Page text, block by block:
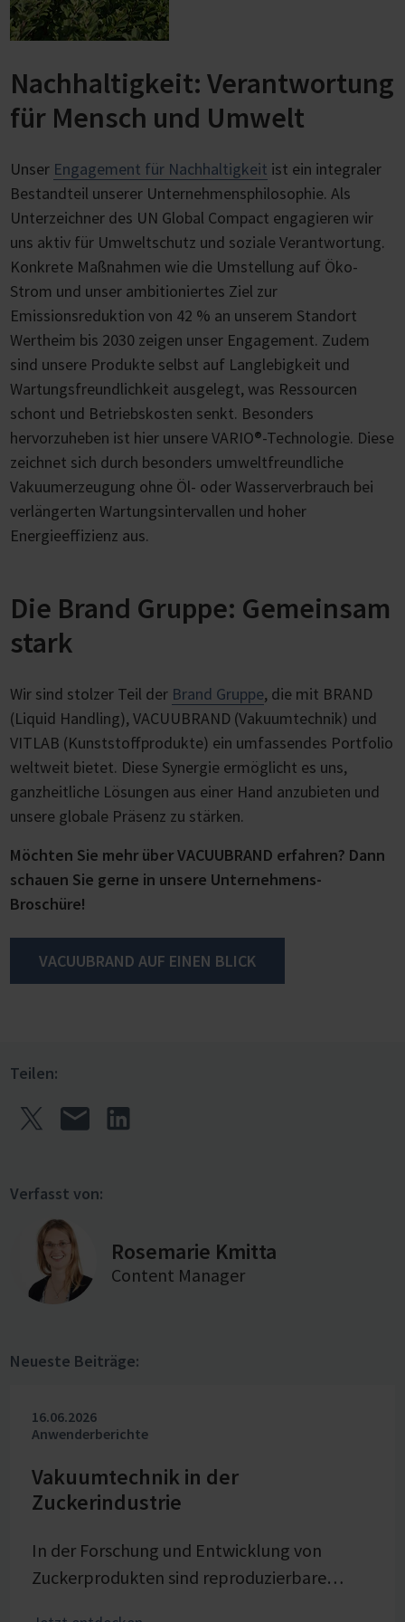
Nachhaltigkeit: Verantwortung
für Mensch und Umwelt
Unser Engagement für Nachhaltigkeit ist ein integraler
Bestandteil unserer Unternehmensphilosophie. Als
Unterzeichner des UN Global Compact engagieren wir
uns aktiv für Umweltschutz und soziale Verantwortung.
Konkrete Maßnahmen wie die Umstellung auf Öko-
Strom und unser ambitioniertes Ziel zur
Emissionsreduktion von 42 % an unserem Standort
Wertheim bis 2030 zeigen unser Engagement. Zudem
sind unsere Produkte selbst auf Langlebigkeit und
Wartungsfreundlichkeit ausgelegt, was Ressourcen
schont und Betriebskosten senkt. Besonders
hervorzuheben ist hier unsere VARIO®-Technologie. Diese
zeichnet sich durch besonders umweltfreundliche
Vakuumerzeugung ohne Öl- oder Wasserverbrauch bei
verlängerten Wartungsintervallen und hoher
Energieeffizienz aus.
Die Brand Gruppe: Gemeinsam
stark
Wir sind stolzer Teil der Brand Gruppe, die mit BRAND
(Liquid Handling), VACUUBRAND (Vakuumtechnik) und
VITLAB (Kunststoffprodukte) ein umfassendes Portfolio
weltweit bietet. Diese Synergie ermöglicht es uns,
ganzheitliche Lösungen aus einer Hand anzubieten und
unsere globale Präsenz zu stärken.
Möchten Sie mehr über VACUUBRAND erfahren? Dann
schauen Sie gerne in unsere Unternehmens-
Broschüre!
VACUUBRAND AUF EINEN BLICK
Teilen:
Verfasst von:
Rosemarie Kmitta
Content Manager
Neueste Beiträge:
16.06.2026
Anwenderberichte
Vakuumtechnik in der
Zuckerindustrie
In der Forschung und Entwicklung von
Zuckerprodukten sind reproduzierbare